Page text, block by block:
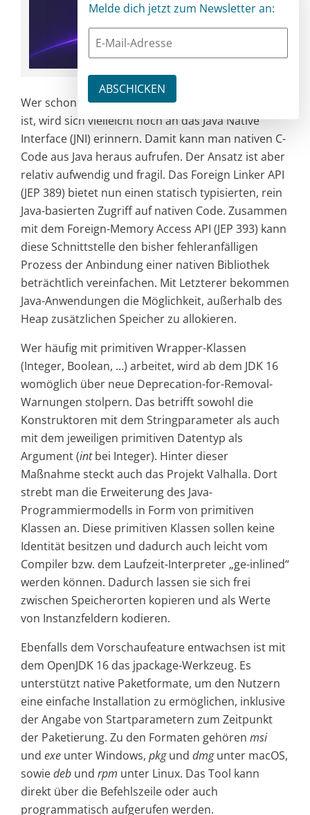
Wer schon sehr lange in der Java-Welt unterwegs
ist, wird sich vielleicht noch an das Java Native
Interface (JNI) erinnern. Damit kann man nativen C-
Code aus Java heraus aufrufen. Der Ansatz ist aber
relativ aufwendig und fragil. Das Foreign Linker API
(JEP 389) bietet nun einen statisch typisierten, rein
Java-basierten Zugriff auf nativen Code. Zusammen
mit dem Foreign-Memory Access API (JEP 393) kann
diese Schnittstelle den bisher fehleranfälligen
Prozess der Anbindung einer nativen Bibliothek
beträchtlich vereinfachen. Mit Letzterer bekommen
Java-Anwendungen die Möglichkeit, außerhalb des
Heap zusätzlichen Speicher zu allokieren.
Wer häufig mit primitiven Wrapper-Klassen
(Integer, Boolean, …) arbeitet, wird ab dem JDK 16
womöglich über neue Deprecation-for-Removal-
Warnungen stolpern. Das betrifft sowohl die
Konstruktoren mit dem Stringparameter als auch
mit dem jeweiligen primitiven Datentyp als
Argument (intbei Integer). Hinter dieser
Maßnahme steckt auch das Projekt Valhalla. Dort
strebt man die Erweiterung des Java-
Programmiermodells in Form von primitiven
Klassen an. Diese primitiven Klassen sollen keine
Identität besitzen und dadurch auch leicht vom
Compiler bzw. dem Laufzeit-Interpreter „ge-inlined“
werden können. Dadurch lassen sie sich frei
zwischen Speicherorten kopieren und als Werte
von Instanzfeldern kodieren.
Ebenfalls dem Vorschaufeature entwachsen ist mit
dem OpenJDK 16 das jpackage-Werkzeug. Es
unterstützt native Paketformate, um den Nutzern
eine einfache Installation zu ermöglichen, inklusive
der Angabe von Startparametern zum Zeitpunkt
der Paketierung. Zu den Formaten gehören msi
und exe unter Windows, pkgund dmgunter macOS,
sowiedeb und rpm unter Linux. Das Tool kann
direkt über die Befehlszeile oder auch
programmatisch aufgerufen werden.
Melde dich jetzt zum Newsletter an: